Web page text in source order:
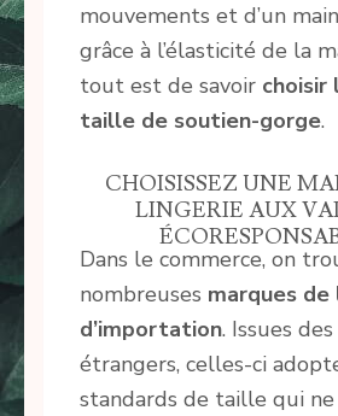
mouvements et d’un
grâce à l’élasticité de la
tout est de savoir choisir
taille de soutien-gorge.
CHOISISSEZ UNE
LINGERIE AUX
Dans le commerce, on
nombreuses marques
d’importation. Issues
étrangers, celles-ci
standards de taille qui ne